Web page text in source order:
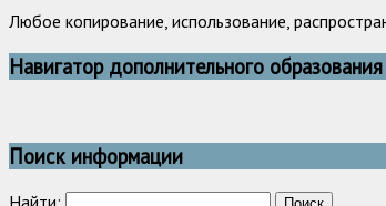
Любое копирование, использование,
Навигатор дополнительного
Поиск информации